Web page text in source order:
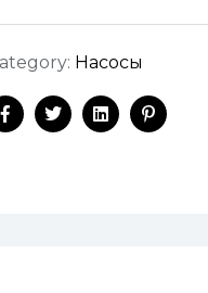
Насосы
Facebook
TwitterLinkedin